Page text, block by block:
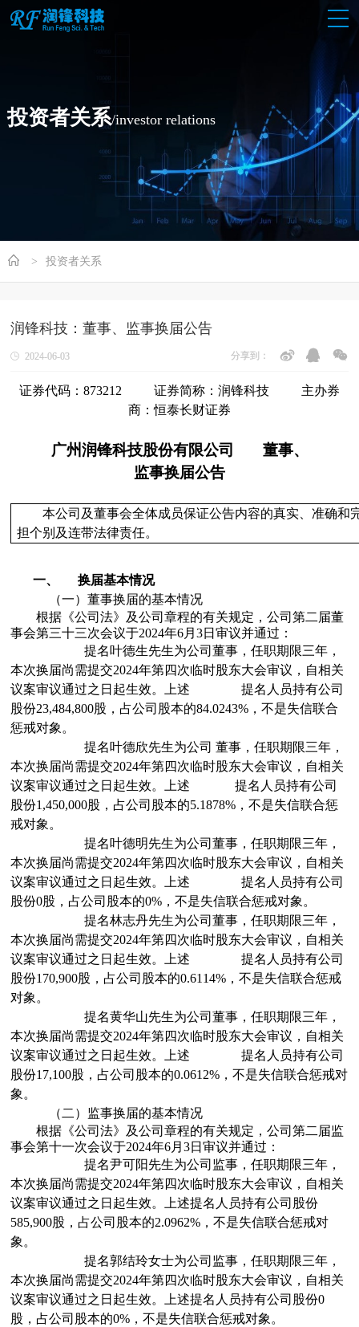
投资者关系/investor relations
投资者关系
润锋科技：董事、监事换届公告
2024-06-03 分享到：
证券代码： 873212 证券简称： 润锋科技
主办券
商：恒泰长财证券
广州润锋科技股份有限公司
董事、
监事换届公告
本公司及董事会全体成员保证公告内容的真实、准确
担个别及连带法律责任。
一、
换届基本情况
（一）董事换届的基本情况
根据《公司法》及公司章程的有关规定，公司第二届董
事会第三十三次会议于2024年6月3日审议并通过：
提名叶德生先生为公司董事 ，任职期限三年 ，
本次换届尚需提交2024年第四次临时股东大会审议，自相关
议案审议通过之日起生效。
上述 提名 人员持有公司
股份23,484,800股，占公司股本的84.0243% ，不是失信联合
惩戒对象。
提名叶德欣先生为公司 董事 ，任职期限三年 ，
本次换届尚需提交2024年第四次临时股东大会审议，自相关
议案审议通过之日起生效。上述
提名 人员持有公司
股份1,450,000股，占公司股本的5.1878% ，不是失信联合惩
戒对象。
提名叶德明先生为公司董事 ，任职期限三年 ，
本次换届尚需提交2024年第四次临时股东大会审议，自相关
议案审议通过之日起生效。上述
提名 人员持有公司
股份0股，占公司股本的0% ，不是失信联合惩戒对象。
提名林志丹先生为公司董事 ，任职期限三年 ，
本次换届尚需提交2024年第四次临时股东大会审议，自相关
议案审议通过之日起生效。上述
提名 人员持有公司
股份170,900股，占公司股本的0.6114% ，不是失信联合惩戒
对象。
提名黄华山先生为公司董事 ，任职期限三年 ，
本次换届尚需提交2024年第四次临时股东大会审议，自相关
议案审议通过之日起生效。上述
提名 人员持有公司
股份17,100股，占公司股本的0.0612% ，不是失信联合惩戒对
象。
（二） 监事换届的基本情况
根据《公司法》及公司章程的有关规定，公司第二届监
事会第十一次会议于2024年6月3日审议并通过：
提名尹可阳先生为公司 监事 ，任职期限三年 ，
本次换届尚需提交2024年第四次临时股东大会审议，自相关
议案审议通过之日起生效。上述提名 人员持有公司股份
585,900股，占公司股本的2.0962% ，不是失信联合惩戒对
象。
提名郭结玲女士为公司 监事 ，任职期限三年 ，
本次换届尚需提交2024年第四次临时股东大会审议，自相关
议案审议通过之日起生效。上述提名 人员持有公司股份0
股，占公司股本的0% ，不是失信联合惩戒对象。